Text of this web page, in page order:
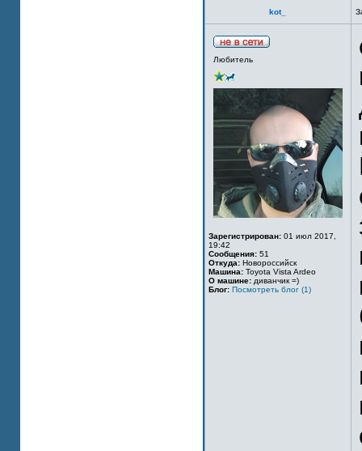
kot_
Любитель
Зарегистрирован: 01 июл 2017,
19:42
Сообщения: 51
Откуда: Новороссийск
Машина: Toyota Vista Ardeo
О машине: диванчик =)
Блог: Посмотреть блог (1)